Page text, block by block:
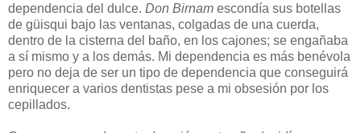
dependencia del dulce. Don Birnam escondía sus botellas
de güisqui bajo las ventanas, colgadas de una cuerda,
dentro de la cisterna del baño, en los cajones; se engañaba
a sí mismo y a los demás. Mi dependencia es más benévola
pero no deja de ser un tipo de dependencia que conseguirá
enriquecer a varios dentistas pese a mi obsesión por los
cepillados.